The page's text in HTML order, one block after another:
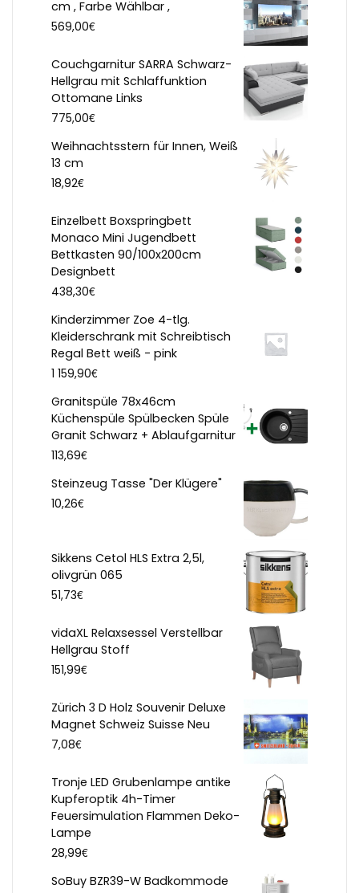
cm , Farbe Wählbar ,
569,00€
Couchgarnitur SARRA Schwarz-
Hellgrau mit Schlaffunktion
Ottomane Links
775,00€
Weihnachtsstern für Innen, Weiß
13 cm
18,92€
Einzelbett Boxspringbett
Monaco Mini Jugendbett
Bettkasten 90/100x200cm
Designbett
438,30€
Kinderzimmer Zoe 4-tlg.
Kleiderschrank mit Schreibtisch
Regal Bett weiß - pink
1 159,90€
Granitspüle 78x46cm
Küchenspüle Spülbecken Spüle
Granit Schwarz + Ablaufgarnitur
113,69€
Steinzeug Tasse "Der Klügere"
10,26€
Sikkens Cetol HLS Extra 2,5l,
olivgrün 065
51,73€
vidaXL Relaxsessel Verstellbar
Hellgrau Stoff
151,99€
Zürich 3 D Holz Souvenir Deluxe
Magnet Schweiz Suisse Neu
7,08€
Tronje LED Grubenlampe antike
Kupferoptik 4h-Timer
Feuersimulation Flammen Deko-
Lampe
28,99€
SoBuy BZR39-W Badkommode